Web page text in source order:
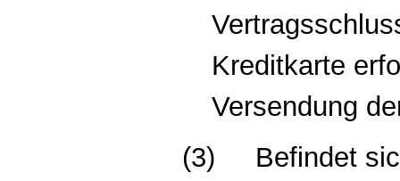
Kreditkarte
Versendung
(3)
Befindet